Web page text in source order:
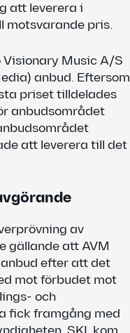
att leverera i
motsvarande pris.
Visionary Music A/S
anbud. Eftersom
priset tilldelades
anbudsområdet
att leverera till det
av
gällande att AVM
efter att det
mot förbudet mot
och
fick framgång med